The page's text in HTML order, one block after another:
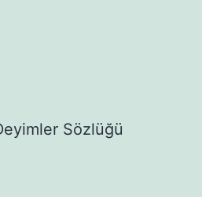
Sözlüğü